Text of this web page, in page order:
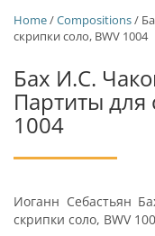
Home/Сompositions/
скрипки соло, BWV 1004
Бах И.С.
Партиты для
1004
Иоганн Себастьян
скрипки соло, BWV